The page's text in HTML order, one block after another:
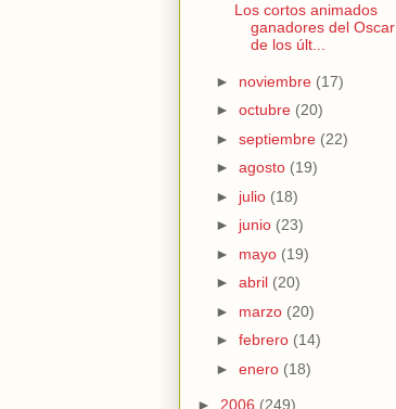
Los cortos animados
ganadores del Oscar
de los últ...
► noviembre (17)
► octubre (20)
► septiembre (22)
► agosto (19)
► julio (18)
► junio (23)
► mayo (19)
► abril (20)
► marzo (20)
► febrero (14)
► enero (18)
► 2006 (249)